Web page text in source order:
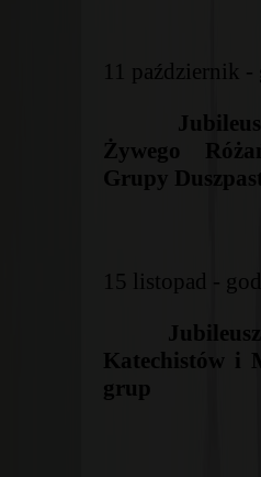
11 październik -
Żywego
Grupy
15 listopad -
Katechistów i
grup